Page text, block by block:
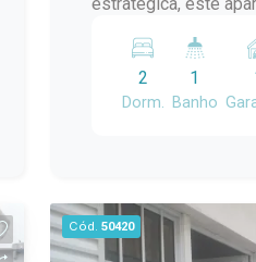
excelente oportunidade.
ambientes bem
iluminação natural, é
Sala de estar
para os momentos
2
Dorm.
1
Banho
Cód. 50420